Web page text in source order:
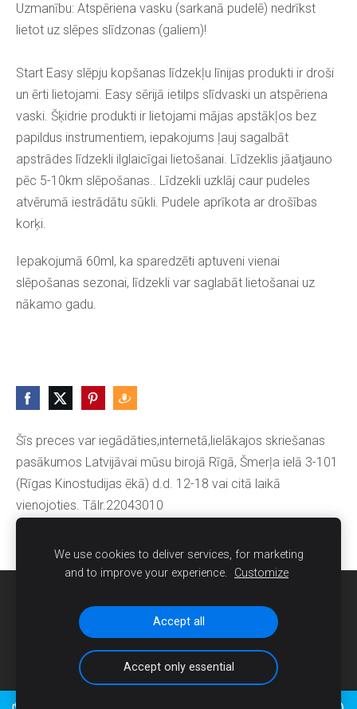
Šīs preces var iegādāties,internetā,lielākajos skriešanas
pasākumos Latvijāvai mūsu birojā Rīgā, Šmerļa ielā 3-101
(Rīgas Kinostudijas ēkā) d.d. 12-18 vai citā laikā
vienojoties. Tālr.22043010
Uzmanību: Atspēriena vasku (sarkanā pudelē) nedrīkst
lietot uz slēpes slīdzonas (galiem)!
Start Easy slēpju kopšanas līdzekļu līnijas produkti ir droši
un ērti lietojami. Easy sērijā ietilps slīdvaski un atspēriena
vaski. Šķidrie produkti ir lietojami mājas apstākļos bez
papildus instrumentiem, iepakojums ļauj sagalbāt
apstrādes līdzekli ilglaicīgai lietošanai. Līdzeklis jāatjauno
pēc 5-10km slēpošanas.. Līdzekli uzklāj caur pudeles
atvērumā iestrādātu sūkli. Pudele aprīkota ar drošības
korķi.
Iepakojumā 60ml, ka sparedzēti aptuveni vienai
slēpošanas sezonai, līdzekli var saglabāt lietošanai uz
nākamo gadu.
We use cookies to deliver services, for marketing
and to improve your experience.
Customize
Accept all
Accept only essential